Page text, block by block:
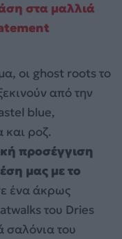
στα μαλλιά
οι ghost roots το
από την
blue,
και ροζ.
προσέγγιση
μας με το
ένα άκρως
του Dries
σαλόνια του